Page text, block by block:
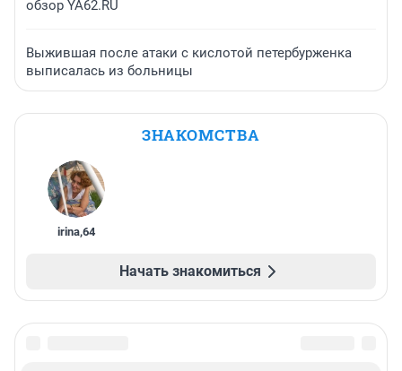
обзор YA62.RU
Выжившая после атаки с кислотой петербурженка
выписалась из больницы
ЗНАКОМСТВА
irina,64
Начать знакомиться